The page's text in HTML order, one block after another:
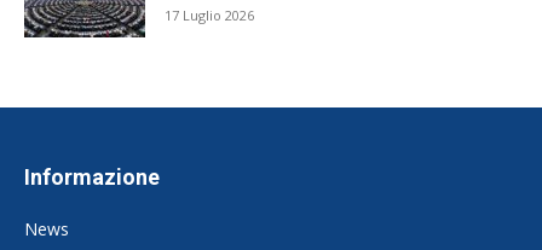
17 Luglio 2026
Informazione
News